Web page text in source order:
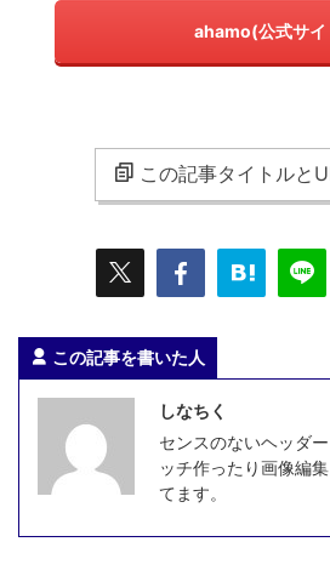
ahamo(公式サイ
この記事タイトルと
この記事を書いた人
しなちく
センスのないヘッダ
ッチ作ったり画像編
てます。